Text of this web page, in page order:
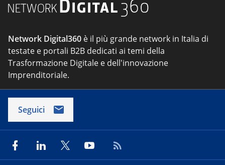
Network Digital360 è il più grande network in Italia di
testate e portali B2B dedicati ai temi della
Trasformazione Digitale e dell'innovazione
Imprenditoriale.
Seguici